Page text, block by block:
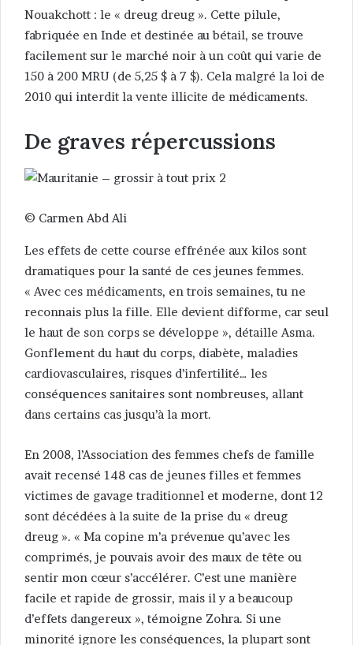
Nouakchott : le « dreug dreug ». Cette pilule,
fabriquée en Inde et destinée au bétail, se trouve
facilement sur le marché noir à un coût qui varie de
150 à 200 MRU (de 5,25 $ à 7 $). Cela malgré la loi de
2010 qui interdit la vente illicite de médicaments.
De graves répercussions
© Carmen Abd Ali
Les effets de cette course effrénée aux kilos sont
dramatiques pour la santé de ces jeunes femmes.
« Avec ces médicaments, en trois semaines, tu ne
reconnais plus la fille. Elle devient difforme, car seul
le haut de son corps se développe », détaille Asma.
Gonflement du haut du corps, diabète, maladies
cardiovasculaires, risques d’infertilité… les
conséquences sanitaires sont nombreuses, allant
dans certains cas jusqu’à la mort.
En 2008, l’Association des femmes chefs de famille
avait recensé 148 cas de jeunes filles et femmes
victimes de gavage traditionnel et moderne, dont 12
sont décédées à la suite de la prise du « dreug
dreug ». « Ma copine m’a prévenue qu’avec les
comprimés, je pouvais avoir des maux de tête ou
sentir mon cœur s’accélérer. C’est une manière
facile et rapide de grossir, mais il y a beaucoup
d’effets dangereux », témoigne Zohra. Si une
minorité ignore les conséquences, la plupart sont